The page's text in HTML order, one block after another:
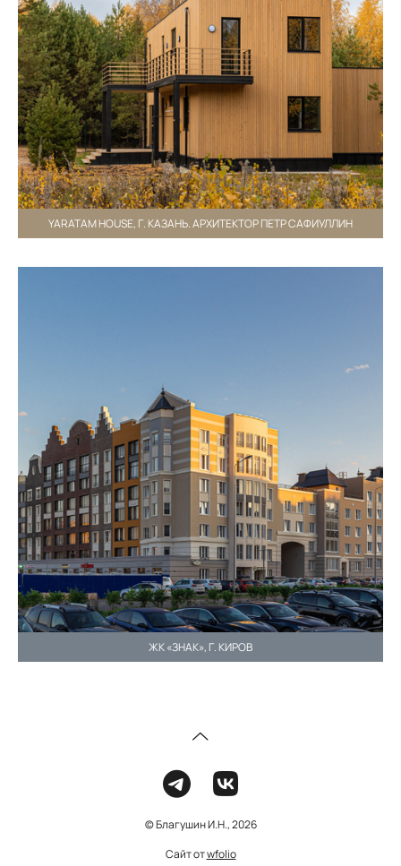
YARATAM HOUSE, Г. КАЗАНЬ. АРХИТЕКТОР ПЕТР САФИУЛЛИН
ЖК «ЗНАК», Г. КИРОВ
© Благушин И.Н., 2026
Сайт отwfolio